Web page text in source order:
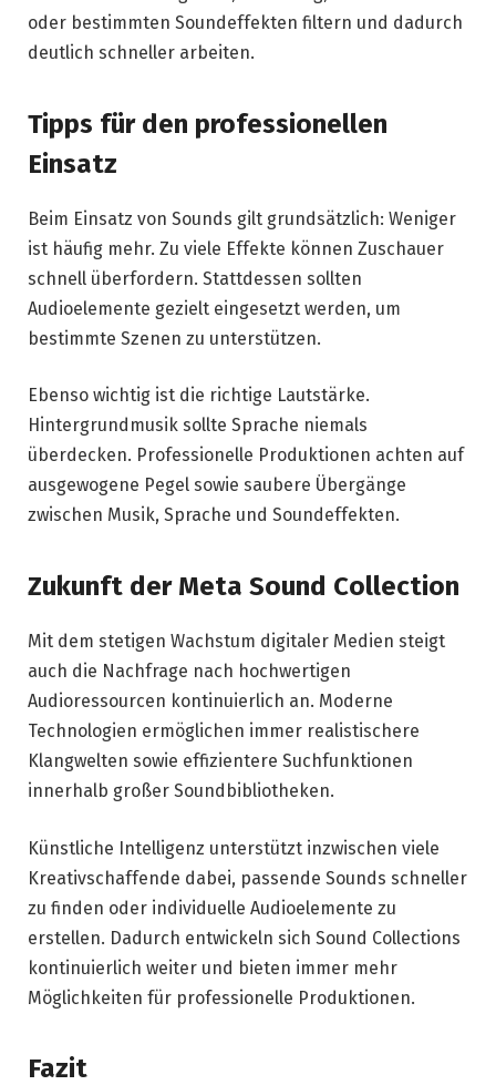
oder bestimmten Soundeffekten filtern und dadurch
deutlich schneller arbeiten.
Tipps für den professionellen
Einsatz
Beim Einsatz von Sounds gilt grundsätzlich: Weniger
ist häufig mehr. Zu viele Effekte können Zuschauer
schnell überfordern. Stattdessen sollten
Audioelemente gezielt eingesetzt werden, um
bestimmte Szenen zu unterstützen.
Ebenso wichtig ist die richtige Lautstärke.
Hintergrundmusik sollte Sprache niemals
überdecken. Professionelle Produktionen achten auf
ausgewogene Pegel sowie saubere Übergänge
zwischen Musik, Sprache und Soundeffekten.
Zukunft der Meta Sound Collection
Mit dem stetigen Wachstum digitaler Medien steigt
auch die Nachfrage nach hochwertigen
Audioressourcen kontinuierlich an. Moderne
Technologien ermöglichen immer realistischere
Klangwelten sowie effizientere Suchfunktionen
innerhalb großer Soundbibliotheken.
Künstliche Intelligenz unterstützt inzwischen viele
Kreativschaffende dabei, passende Sounds schneller
zu finden oder individuelle Audioelemente zu
erstellen. Dadurch entwickeln sich Sound Collections
kontinuierlich weiter und bieten immer mehr
Möglichkeiten für professionelle Produktionen.
Fazit